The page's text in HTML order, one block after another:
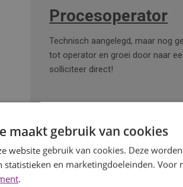
Procesoperator
Technisch aangelegd, maar nog
tot operator en groei door naar
solliciteer direct!
BEKIJK VACATURE
maakt gebruik van cookies
website gebruik van cookies. Deze
statistieken en marketingdoeleinden.
.